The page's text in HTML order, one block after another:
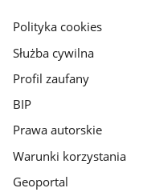
gov.pl
Polityka cookies
Służba cywilna
Profil zaufany
BIP
Prawa autorskie
Warunki korzystania
Geoportal